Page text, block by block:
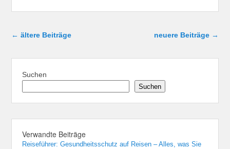
Beitragsnavigation
← ältere Beiträge neuere Beiträge →
Suchen
Suchen
Verwandte Beiträge
Reiseführer: Gesundheitsschutz auf Reisen – Alles, was Sie